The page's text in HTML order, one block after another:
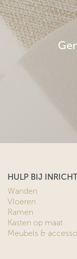
HULP BIJ
Wanden
Vloeren
Ramen
Kasten op maat
Meubels &